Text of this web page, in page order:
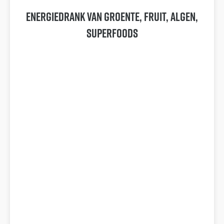
Energiedrank van groente, fruit, algen,
superfoods